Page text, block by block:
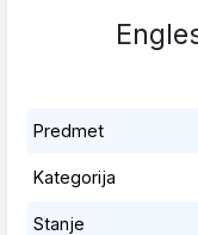
Predmet
Kategorija
Stanje